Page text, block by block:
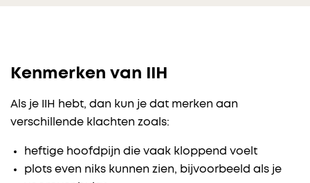
Kenmerken van IIH
Als je IIH hebt, dan kun je dat merken aan
verschillende klachten zoals:
heftige hoofdpijn die vaak kloppend voelt
plots even niks kunnen zien, bijvoorbeeld als je